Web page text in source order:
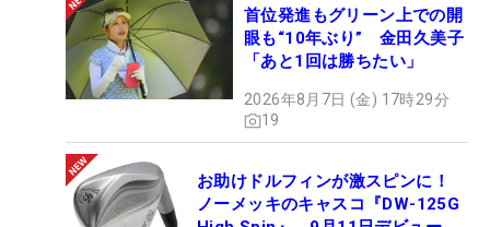
首位発進もグリーン上での開
眼も“10年ぶり” 金田久美子
「あと1回は勝ちたい」
2026年8月7日 (金) 17時29分
19
お助けドルフィンが激スピンに！
ノーメッキのキャスコ『DW-125G